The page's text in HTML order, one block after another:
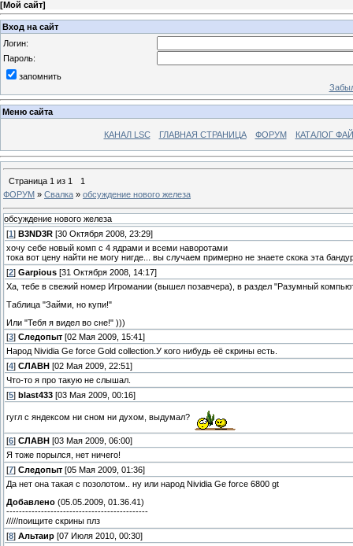
[Мой сайт]
Вход на сайт
Логин:
Пароль:
запомнить
Меню сайта
КАНАЛ LSC ГЛАВНАЯ СТРАНИЦА ФОРУМ КАТАЛОГ
Страница 1 из 1
1
ФОРУМ » Свалка » обсуждение нового железа
обсуждение нового железа
[1 ] B3ND3R [30 Октября 2008, 23:29]
хочу себе новый комп с 4 ядрами и всеми наворотами
тока вот цену найти не могу нигде... вы случаем примерно не знаете скока эта
[2] Garpious [31 Октября 2008, 14:17]
Ха, тебе в свежий номер Игромании (вышел позавчера), в раздел "Разумный
Таблица "Займи, но купи!"
Или "Тебя я видел во сне!" )))
[3] Следопыт [02 Мая 2009, 15:41]
Народ Nividia Ge force Gold collection.У кого нибудь её скрины есть.
[4] СЛАВН [02 Мая 2009, 22:51]
Что-то я про такую не слышал.
[5] blast433 [03 Мая 2009, 00:16]
гугл с яндексом ни сном ни духом, выдумал?
[6] СЛАВН [03 Мая 2009, 06:00]
Я тоже порылся, нет ничего!
[7] Следопыт [05 Мая 2009, 01:36]
Да нет она такая с позолотом.. ну или народ Nividia Ge force 6800 gt
Добавлено (05.05.2009, 01.36.41)
---------------------------------------------
/////поищите скрины плз
[8] Альтаир [07 Июля 2010, 00:30]